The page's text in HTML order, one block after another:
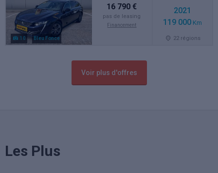
10 Bleu Fonce
16 790 €
pas de leasing
Financement
2021
119 000 Km
22 régions
Voir plus d'offres
Les Plus